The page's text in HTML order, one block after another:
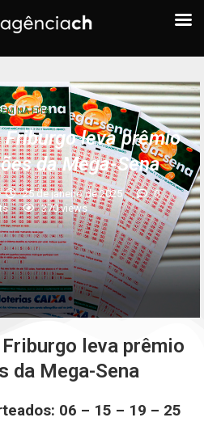
NA FITA
leva prêmio
da Mega-Sena
25 de janeiro de 2025
0
370views
leva prêmio
da Mega-Sena
06 – 15 – 19 – 25